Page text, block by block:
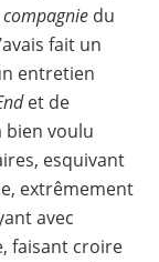
du
fait un
entretien
et de
bien voulu
esquivant
extrêmement
avec
faisant croire